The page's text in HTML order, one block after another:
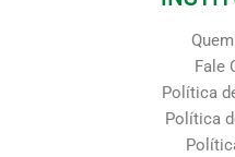
Fale
Política
Política